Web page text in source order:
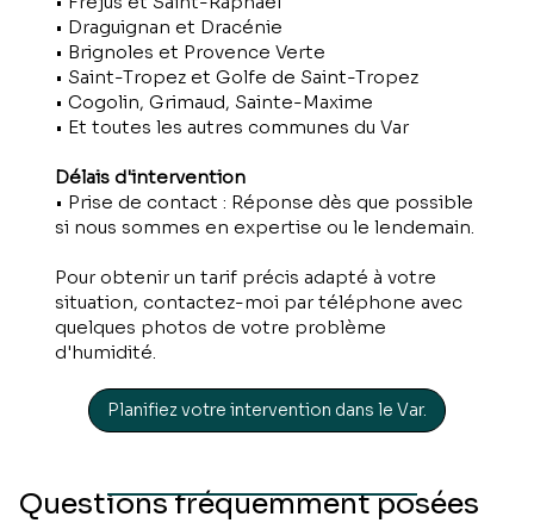
• Draguignan et Dracénie
• Brignoles et Provence Verte
• Saint-Tropez et Golfe de Saint-Tropez
• Cogolin, Grimaud, Sainte-Maxime
• Et toutes les autres communes du Var
Délais d'intervention
• Prise de contact : Réponse dès que possible
si nous sommes en expertise ou le lendemain.
Pour obtenir un tarif précis adapté à votre
situation, contactez-moi par téléphone avec
quelques photos de votre problème
d'humidité.
Planifiez votre intervention dans le Var.
Questions fréquemment posées